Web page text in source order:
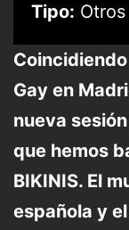
Tipo: Otros
Gay en
nueva
que hemos
BIKINIS. El
española y